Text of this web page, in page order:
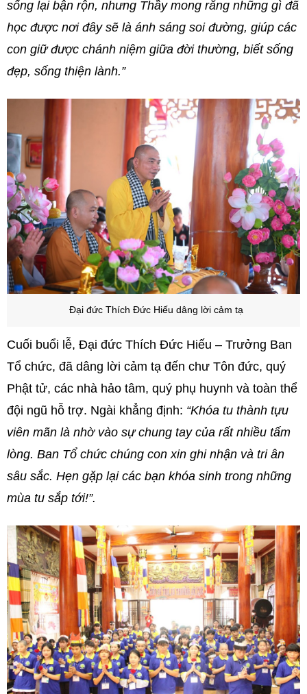
sống lại bận rộn, nhưng Thầy mong rằng những gì đã
học được nơi đây sẽ là ánh sáng soi đường, giúp các
con giữ được chánh niệm giữa đời thường, biết sống
đẹp, sống thiện lành.”
Đại đức Thích Đức Hiếu dâng lời cảm tạ
Cuối buổi lễ, Đại đức Thích Đức Hiếu – Trưởng Ban
Tổ chức, đã dâng lời cảm tạ đến chư Tôn đức, quý
Phật tử, các nhà hảo tâm, quý phụ huynh và toàn thể
đội ngũ hỗ trợ. Ngài khẳng định: “Khóa tu thành tựu
viên mãn là nhờ vào sự chung tay của rất nhiều tấm
lòng. Ban Tổ chức chúng con xin ghi nhận và tri ân
sâu sắc. Hẹn gặp lại các bạn khóa sinh trong những
mùa tu sắp tới!”.